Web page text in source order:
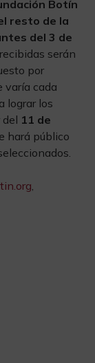
Botín
resto de la
del 3 de
serán
por
varía cada
lograr los
11 de
hará público